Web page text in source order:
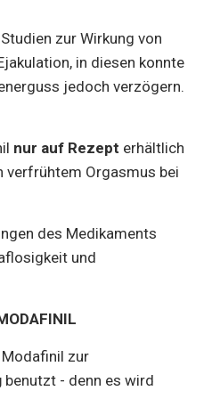
zur Wirkung von
in diesen konnte
jedoch verzögern.
nur auf Rezept erhältlich
verfrühtem Orgasmus bei
des Medikaments
und
zur
benutzt - denn es wird